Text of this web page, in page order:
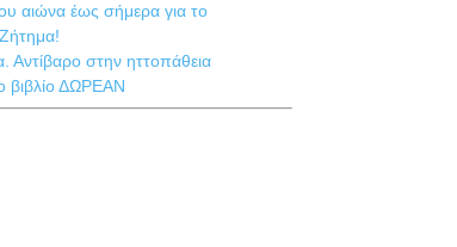
αιώνα έως σήμερα για το
βιβλίο ΔΩΡΕΑΝ